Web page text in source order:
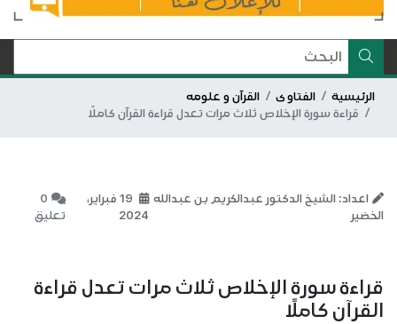
الرئيسية الفتاوى
القرآن و علومه
قراءة سورة الإخلاص ثلاث مرات تعدل قراءة القرآن كاملًا
اعداد: الشيخ الدكتور عبدالكريم بن عبدالله
الخضير
19 فبراير،
2024
0
تعليق
قراءة سورة الإخلاص ثلاث مرات تعدل قراءة
القرآن كاملًا